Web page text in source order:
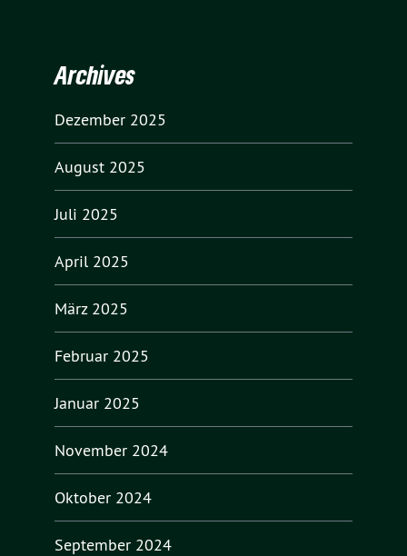
Archives
Dezember 2025
August 2025
Juli 2025
April 2025
März 2025
Februar 2025
Januar 2025
November 2024
Oktober 2024
September 2024